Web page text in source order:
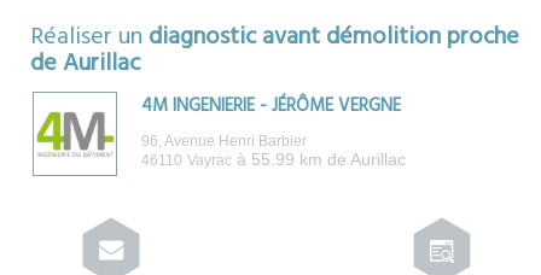
Réaliser un diagnostic avant démolition proche
de Aurillac
4M INGENIERIE - JÉRÔME VERGNE
96, Avenue Henri Barbier
46110 Vayrac à 55.99 km de Aurillac